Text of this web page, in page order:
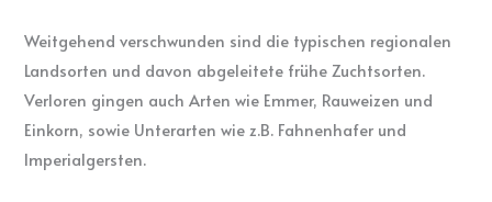
Weitgehend verschwunden sind die typischen regionalen
Landsorten und davon abgeleitete frühe Zuchtsorten.
Verloren gingen auch Arten wie Emmer, Rauweizen und
Einkorn, sowie Unterarten wie z.B. Fahnenhafer und
Imperialgersten.